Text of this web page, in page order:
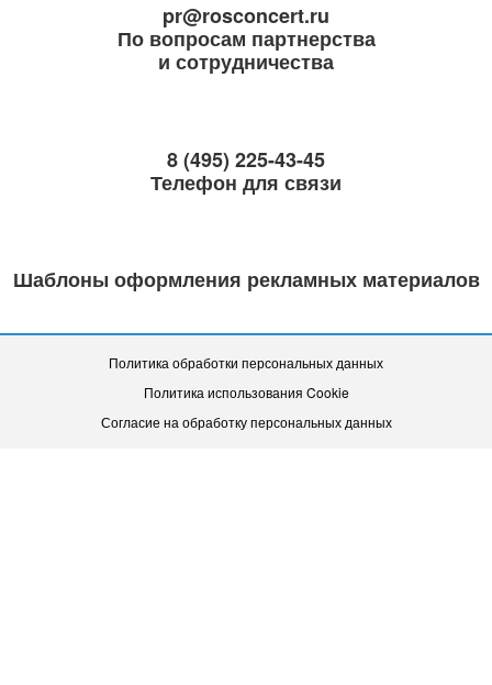
pr@rosconcert.ru
По вопросам партнерства
и сотрудничества
8 (495) 225-43-45
Телефон для связи
Шаблоны оформления рекламных материалов
Политика обработки персональных данных
Политика использования Cookie
Согласие на обработку персональных данных